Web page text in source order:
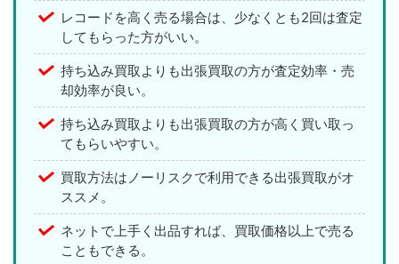
レコードを高く売る場合は、少なくとも2回は査定
してもらった方がいい。
持ち込み買取よりも出張買取の方が査定効率・売
却効率が良い。
持ち込み買取よりも出張買取の方が高く買い取っ
てもらいやすい。
買取方法はノーリスクで利用できる出張買取がオ
ススメ。
ネットで上手く出品すれば、買取価格以上で売る
こともできる。